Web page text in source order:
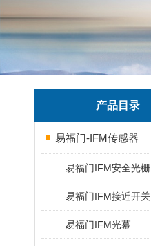
产品目录
易福门-IFM传感器
易福门IFM安全光栅
易福门IFM接近开关
易福门IFM光幕